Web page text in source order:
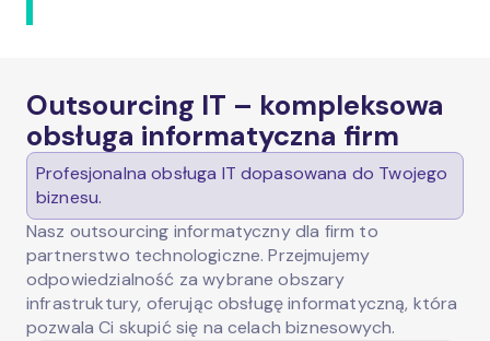
Outsourcing IT – kompleksowa
obsługa informatyczna firm
Profesjonalna obsługa IT dopasowana do Twojego
biznesu.
Nasz outsourcing informatyczny dla firm to
partnerstwo technologiczne. Przejmujemy
odpowiedzialność za wybrane obszary
infrastruktury, oferując obsługę informatyczną, która
pozwala Ci skupić się na celach biznesowych.